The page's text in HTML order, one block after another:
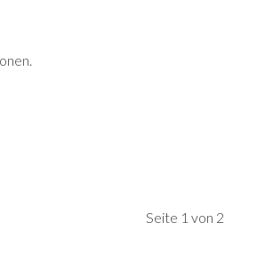
Seite 1 von 2